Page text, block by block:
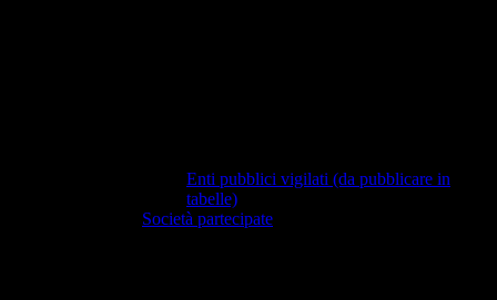
Enti pubblici vigilati (da pubblicare in
tabelle)
Società partecipate